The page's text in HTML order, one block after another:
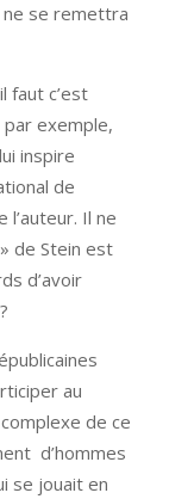
ne se remettra
faut c’est
exemple,
inspire
de
Il ne
de Stein est
d’avoir
au
de ce
d’hommes
se jouait en